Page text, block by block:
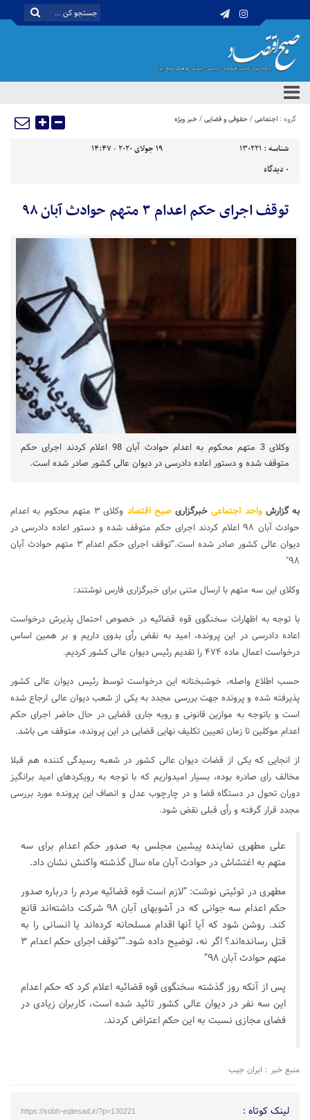
گروه : اجتماعی/حقوقی و قضایی/خبر ویژه
شناسه : 130221
19 جولای 2020 - 14:47
0 دیدگاه
توقف اجرای حکم اعدام ۳ متهم حوادث آبان ۹۸
وکلای 3 متهم محکوم به اعدام حوادث آبان 98 اعلام کردند اجرای حکم
متوقف شده و دستور اعاده دادرسی در دیوان عالی کشور صادر شده است.
به گزارشواحد اجتماعی خبرگزاریصبح اقتصاد
وکلای ۳ متهم محکوم به اعدام
حوادث آبان ۹۸ اعلام کردند اجرای حکم متوقف شده و دستور اعاده دادرسی در
دیوان عالی کشور صادر شده است.”توقف اجرای حکم اعدام ۳ متهم حوادث آبان
۹۸″
وکلای این سه متهم با ارسال متنی برای خبرگزاری فارس نوشتند:
با توجه به اظهارات سخنگوی قوه قضائیه در خصوص احتمال پذیرش درخواست
اعاده دادرسی در این پرونده، امید به نقض رأی بدوی داریم و بر همین اساس
درخواست اعمال ماده ۴۷۴ را تقدیم رئیس دیوان عالی کشور کردیم.
حسب اطلاع واصله، خوشبختانه این درخواست توسط رئیس دیوان عالی کشور
پذیرفته شده و پرونده جهت بررسی مجدد به یکی از شعب دیوان عالی ارجاع شده
است و باتوجه به موازین قانونی و رویه جاری قضایی در حال حاضر اجرای حکم
اعدام موکلین تا زمان تعیین تکلیف نهایی قضایی در این پرونده، متوقف می باشد.
از انجایی که یکی از قضات دیوان عالی کشور در شعبه رسیدگی کننده هم قبلا
مخالف رای صادره بوده، بسیار امیدواریم که با توجه به رویکردهای امید برانگیز
دوران تحول در دستگاه قضا و در چارچوب عدل و انصاف این پرونده مورد بررسی
مجدد قرار گرفته و رأی قبلی نقض شود.
علی مطهری نماینده پیشین مجلس به صدور حکم اعدام برای سه
متهم به اغتشاش در حوادث آبان ماه سال گذشته واکنش نشان داد.
مطهری در توئیتی نوشت: “لازم است قوه قضائیه مردم را درباره صدور
حکم اعدام سه جوانی که در آشوبهای آبان ۹۸ شرکت داشته‌اند قانع
کند. روشن شود که آیا آنها اقدام مسلحانه کرده‌اند یا انسانی را به
قتل رسانده‌اند؟ اگر نه، توضیح داده شود.””توقف اجرای حکم اعدام ۳
متهم حوادث آبان ۹۸”
پس از آنکه روز گذشته سخنگوی قوه قضائیه اعلام کرد که حکم اعدام
این سه نفر در دیوان عالی کشور تائید شده است، کاربران زیادی در
فضای مجازی نسبت به این حکم اعتراض کردند.
منبع خبر : ایران جیب
لینک کوتاه : https://sobh-eqtesad.ir/?p=130221